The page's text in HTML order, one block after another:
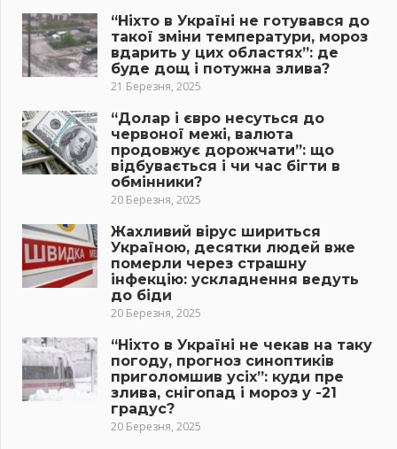
“Ніхто в Україні не готувався до
такої зміни температури, мороз
вдарить у цих областях”: де
буде дощ і потужна злива?
21 Березня, 2025
“Долар і євро несуться до
червоної межі, валюта
продовжує дорожчати”: що
відбувається і чи час бігти в
обмінники?
20 Березня, 2025
Жахливий вірус шириться
Україною, десятки людей вже
померли через страшну
інфекцію: ускладнення ведуть
до біди
20 Березня, 2025
“Ніхто в Україні не чекав на таку
погоду, прогноз синоптиків
приголомшив усіх”: куди пре
злива, снігопад і мороз у -21
градус?
20 Березня, 2025